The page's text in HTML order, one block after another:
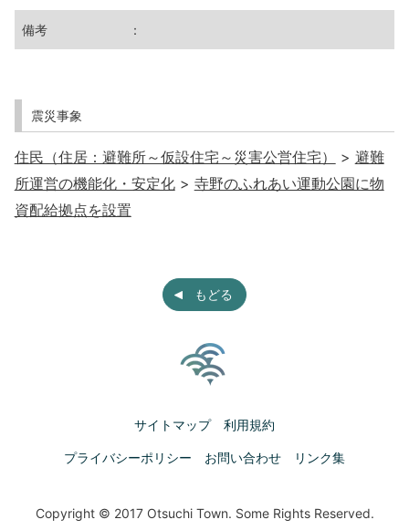
備考 ：
震災事象
住民（住居：避難所～仮設住宅～災害公営住宅） > 避難
所運営の機能化・安定化 > 寺野のふれあい運動公園に物
資配給拠点を設置
もどる
サイトマップ 利用規約
プライバシーポリシー お問い合わせ リンク集
Copyright © 2017 Otsuchi Town. Some Rights Reserved.